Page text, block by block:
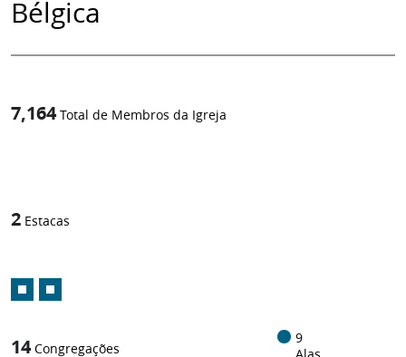
Bélgica
7,164 Total de Membros da Igreja
2 Estacas
14 Congregações
9